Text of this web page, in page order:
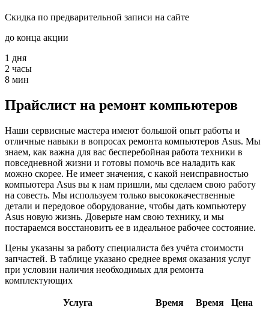
Скидка по предварительной записи на сайте
до конца акции
1 дня
2 часы
8 мин
Прайслист на ремонт компьютеров
Наши сервисные мастера имеют большой опыт работы и
отличные навыки в вопросах ремонта компьютеров Asus. Мы
знаем, как важна для вас бесперебойная работа техники в
повседневной жизни и готовы помочь все наладить как
можно скорее. Не имеет значения, с какой неисправностью
компьютера Asus вы к нам пришли, мы сделаем свою работу
на совесть. Мы используем только высококачественные
детали и передовое оборудование, чтобы дать компьютеру
Asus новую жизнь. Доверьте нам свою технику, и мы
постараемся восстановить ее в идеальное рабочее состояние.
Цены указаны за работу специалиста без учёта стоимости
запчастей. В таблице указано среднее время оказания услуг
при условии наличия необходимых для ремонта
комплектующих
Услуга Время Время
Цена